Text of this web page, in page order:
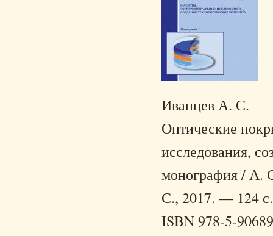
Иванцев А. С.
Оптические
исследования,
монография / А.
С., 2017. — 124 с.
ISBN 978-5-